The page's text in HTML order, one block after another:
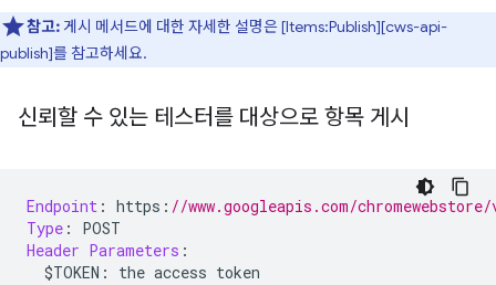
참고: 게시 메서드에 대한 자세한 설명은 [Items:Publish][cws-api-
publish]를 참고하세요.
신뢰할 수 있는 테스터를 대상으로 항목 게시
Endpoint : https : //www.googleapis.com/
Type :
POST
Header Parameters :
$TOKEN : the access token